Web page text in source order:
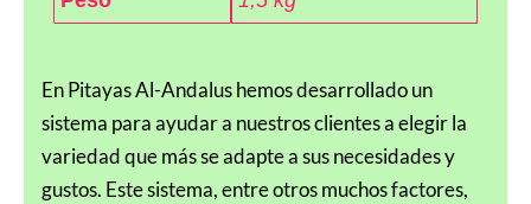
En Pitayas Al-Andalus hemos desarrollado un
sistema para ayudar a nuestros clientes a elegir la
variedad que más se adapte a sus necesidades y
gustos. Este sistema, entre otros muchos factores,